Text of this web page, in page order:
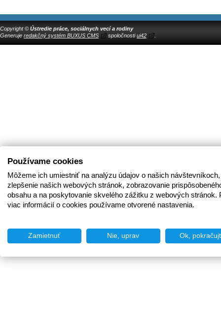
Copyright © Ústredie práce, sociálnych vecí a rodiny
Generuje redakčný systém BUXUS CMS spoločnostiui42
Používame cookies
Môžeme ich umiestniť na analýzu údajov o našich
zlepšenie našich webových stránok, zobrazovanie
obsahu a na poskytovanie skvelého zážitku z webových stránok.
viac informácií o cookies používame otvorené nastavenia.
Zamietnuť Nie, uprav Ok,